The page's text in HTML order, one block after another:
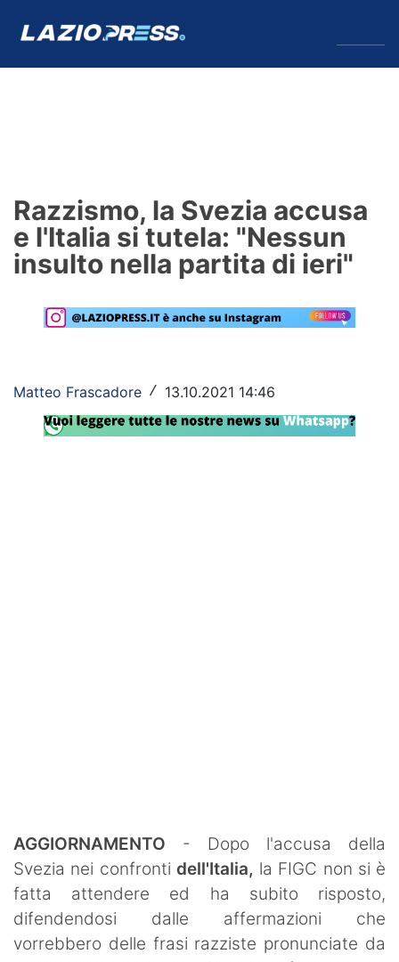
Formello
Infortuni
Primavera
Lazio Women
Rassegna Lazio
Contatti
Razzismo, la Svezia accusa
e l'Italia si tutela: "Nessun
insulto nella partita di ieri"
Matteo Frascadore / 13.10.2021 14:46
AGGIORNAMENTO - Dopo l'accusa della
Svezia nei confronti dell'Italia, la FIGC non si è
fatta attendere ed ha subito risposto,
difendendosi dalle affermazioni che
vorrebbero delle frasi razziste pronunciate da